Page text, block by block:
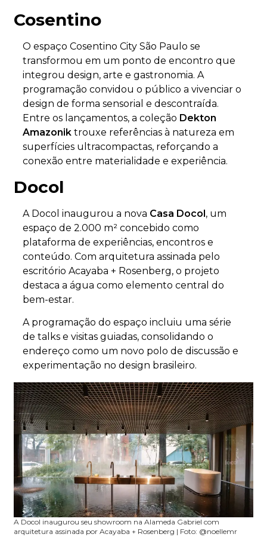
Cosentino
O espaço Cosentino City São Paulo se
transformou em um ponto de encontro que
integrou design, arte e gastronomia. A
programação convidou o público a vivenciar o
design de forma sensorial e descontraída.
Entre os lançamentos, a coleção Dekton
Amazonik trouxe referências à natureza em
superfícies ultracompactas, reforçando a
conexão entre materialidade e experiência.
Docol
A Docol inaugurou a nova Casa Docol, um
espaço de 2.000 m² concebido como
plataforma de experiências, encontros e
conteúdo. Com arquitetura assinada pelo
escritório Acayaba + Rosenberg, o projeto
destaca a água como elemento central do
bem-estar.
A programação do espaço incluiu uma série
de talks e visitas guiadas, consolidando o
endereço como um novo polo de discussão e
experimentação no design brasileiro.
A Docol inaugurou seu showroom na Alameda Gabriel com
arquitetura assinada por Acayaba + Rosenberg | Foto: @noellemr